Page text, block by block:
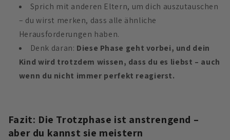
Sprich mit anderen Eltern, um dich auszutauschen
– du wirst merken, dass alle ähnliche
Herausforderungen haben.
Denk daran: Diese Phase geht vorbei, und dein
Kind wird trotzdem wissen, dass du es liebst – auch
wenn du nicht immer perfekt reagierst.
Fazit: Die Trotzphase ist anstrengend –
aber du kannst sie meistern